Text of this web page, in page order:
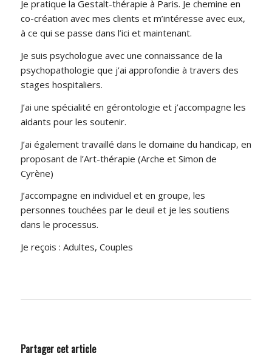
Je pratique la Gestalt-thérapie à Paris. Je chemine en
co-création avec mes clients et m’intéresse avec eux,
à ce qui se passe dans l’ici et maintenant.
Je suis psychologue avec une connaissance de la
psychopathologie que j’ai approfondie à travers des
stages hospitaliers.
J’ai une spécialité en gérontologie et j’accompagne les
aidants pour les soutenir.
J’ai également travaillé dans le domaine du handicap, en
proposant de l’Art-thérapie (Arche et Simon de
Cyrène)
J’accompagne en individuel et en groupe, les
personnes touchées par le deuil et je les soutiens
dans le processus.
Je reçois : Adultes, Couples
Partager cet article